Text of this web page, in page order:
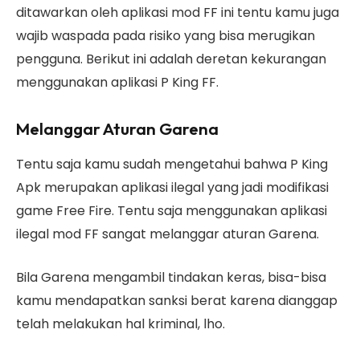
ditawarkan oleh aplikasi mod FF ini tentu kamu juga
wajib waspada pada risiko yang bisa merugikan
pengguna. Berikut ini adalah deretan kekurangan
menggunakan aplikasi P King FF.
Melanggar Aturan Garena
Tentu saja kamu sudah mengetahui bahwa P King
Apk merupakan aplikasi ilegal yang jadi modifikasi
game Free Fire. Tentu saja menggunakan aplikasi
ilegal mod FF sangat melanggar aturan Garena.
Bila Garena mengambil tindakan keras, bisa-bisa
kamu mendapatkan sanksi berat karena dianggap
telah melakukan hal kriminal, lho.